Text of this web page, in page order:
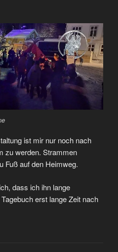
ist mir nur noch nach
zu werden. Strammen
Fuß auf den Heimweg.
dass ich ihn lange
erst lange Zeit nach